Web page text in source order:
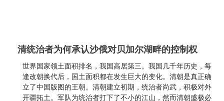
清统治者为何承认沙俄对贝加尔湖畔的控制权
世界国家领土面积排名，我国高居第三。我国几千年历史，每
逢改朝换代后，国土面积都在发生巨大的变化。清朝是真正确
立了中国版图的王朝。清朝建立初期，统治者尚武，积极对外
开疆拓土。军队为统治者打下了不小的江山，然而清朝盛极必